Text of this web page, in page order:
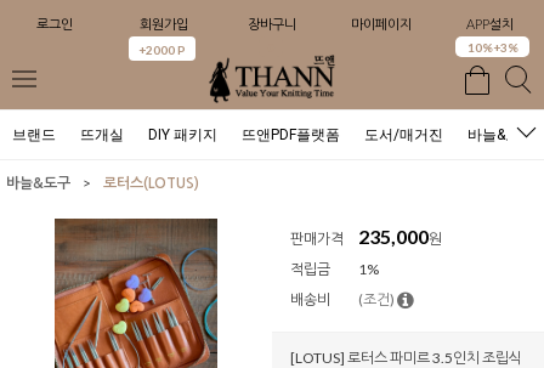
로그인 회원가입
+2000 P
장바구니 마이페이지 APP설치
10%+3%
브랜드 뜨개실 DIY 패키지 뜨앤PDF플랫폼 도서/매거진 바늘&도구
바늘&도구 > 로터스(LOTUS)
판매가격 235,000원
적립금
1%
배송비
(조건)
[LOTUS] 로터스 파미르 3.5인치 조립식